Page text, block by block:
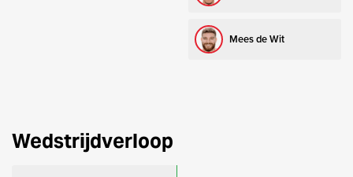
Mees de Wit
Wedstrijdverloop